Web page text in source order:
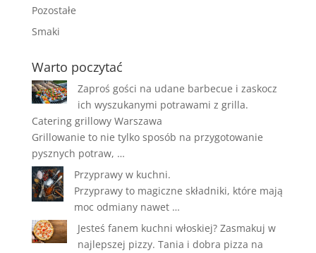
Pozostałe
Smaki
Warto poczytać
Zaproś gości na udane barbecue i zaskocz
ich wyszukanymi potrawami z grilla.
Catering grillowy Warszawa
Grillowanie to nie tylko sposób na przygotowanie
pysznych potraw, …
Przyprawy w kuchni.
Przyprawy to magiczne składniki, które mają
moc odmiany nawet …
Jesteś fanem kuchni włoskiej? Zasmakuj w
najlepszej pizzy. Tania i dobra pizza na